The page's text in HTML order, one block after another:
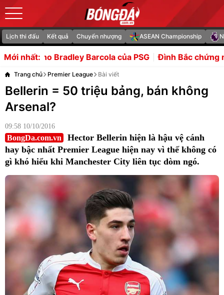
Lịch thi đấu Kết quả Chuyển nhượng ASEAN Championship
Mới nhất:
Barcola của PSG Đình Bắc chứng minh bản lĩnh sau
Trang chủ Premier League Bài viết
Bellerin = 50 triệu bảng, bán không
Arsenal?
09:58 10/10/2016
BongDa.com.vn
Hector Bellerin hiện là hậu vệ cánh
hay bậc nhất Premier League hiện nay vì thế không có
gì khó hiểu khi Manchester City liên tục dòm ngó.